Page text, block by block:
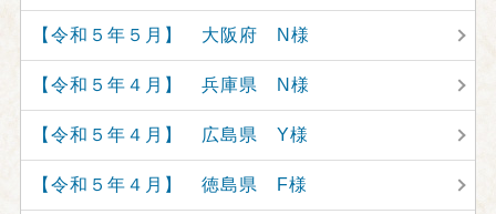
【令和５年５月】 大阪府 N様
【令和５年４月】 兵庫県 N様
【令和５年４月】 広島県 Y様
【令和５年４月】 徳島県 F様